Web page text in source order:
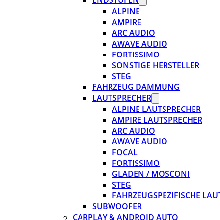
ALPINE
AMPIRE
ARC AUDIO
AWAVE AUDIO
FORTISSIMO
SONSTIGE HERSTELLER
STEG
FAHRZEUG DÄMMUNG
LAUTSPRECHER
ALPINE LAUTSPRECHER
AMPIRE LAUTSPRECHER
ARC AUDIO
AWAVE AUDIO
FOCAL
FORTISSIMO
GLADEN / MOSCONI
STEG
FAHRZEUGSPEZIFISCHE
SUBWOOFER
CARPLAY & ANDROID AUTO